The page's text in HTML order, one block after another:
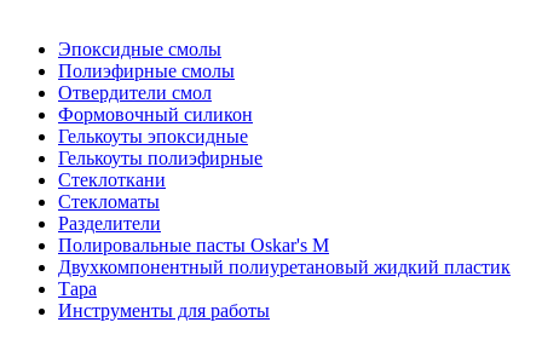
Эпоксидные смолы
Полиэфирные смолы
Отвердители смол
Формовочный силикон
Гелькоуты эпоксидные
Гелькоуты полиэфирные
Стеклоткани
Стекломаты
Разделители
Полировальные пасты Oskar's M
Двухкомпонентный полиуретановый жидкий пластик
Тара
Инструменты для работы